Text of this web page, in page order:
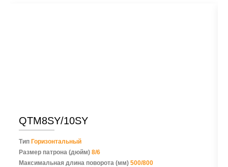
QTM8SY/10SY
Тип Горизонтальный
Размер патрона (дюйм) 8/6
Максимальная длина поворота (мм) 500/800